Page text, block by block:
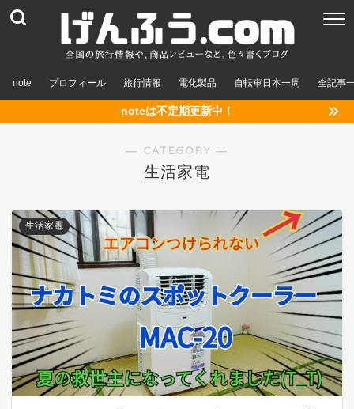
note プロフィール 旅行情報 電化製品 自転車日本一周 全記事
noteは不定期更新中！
― CATEGORY ―
生活家電
生活家電